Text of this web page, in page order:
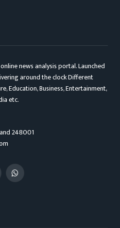
news analysis portal. Launched
around the clock Different
Education, Business, Entertainment,
etc.
248001
WhatsApp